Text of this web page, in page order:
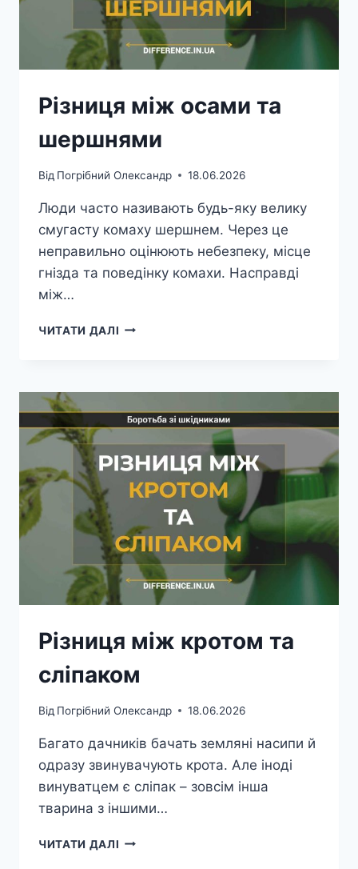
Різниця між осами та
шершнями
Від Погрібний Олександр 18.06.2026
Люди часто називають будь-яку велику
смугасту комаху шершнем. Через це
неправильно оцінюють небезпеку, місце
гнізда та поведінку комахи. Насправді
між…
ЧИТАТИ ДАЛІ РІЗНИЦЯ
ШЕРШНЯМИ
Різниця між кротом та
сліпаком
Від Погрібний Олександр 18.06.2026
Багато дачників бачать земляні насипи й
одразу звинувачують крота. Але іноді
винуватцем є сліпак – зовсім інша
тварина з іншими…
ЧИТАТИ ДАЛІ РІЗНИЦЯ